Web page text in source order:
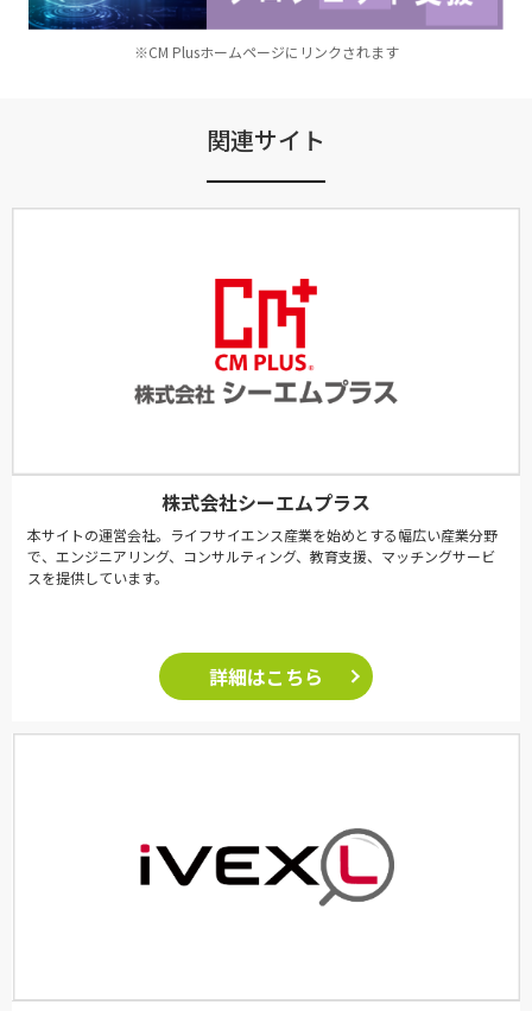
※CM Plusホームページにリンクされます
関連サイト
株式会社シーエムプラス
本サイトの運営会社。ライフサイエンス産業を始めとする幅広い産業分野
で、エンジニアリング、コンサルティング、教育支援、マッチングサービ
スを提供しています。
詳細はこちら